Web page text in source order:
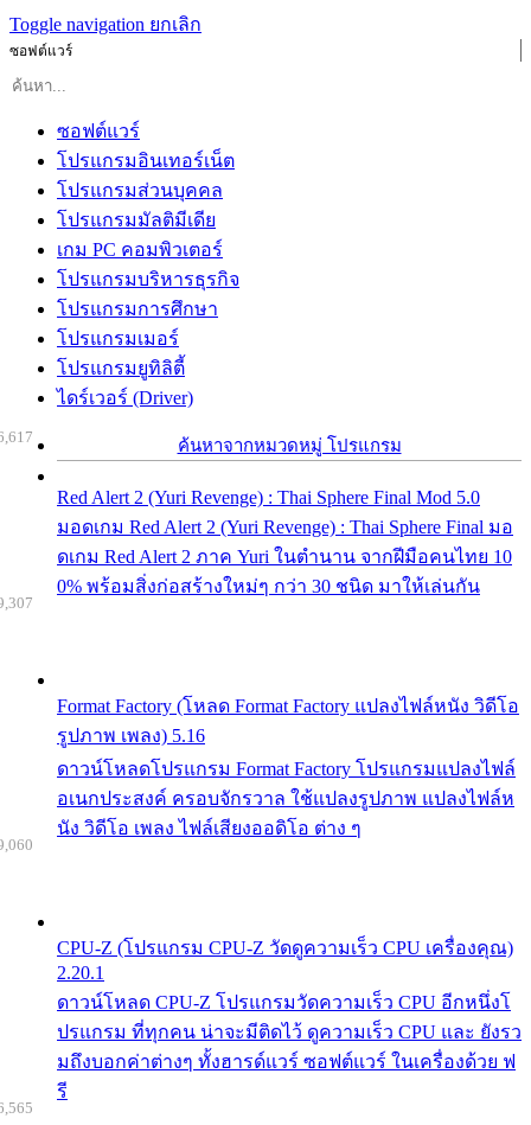
Toggle navigation ยกเลิก
ซอฟต์แวร์
ซอฟต์แวร์
โปรแกรมอินเทอร์เน็ต
โปรแกรมส่วนบุคคล
โปรแกรมมัลติมีเดีย
เกม PC คอมพิวเตอร์
โปรแกรมบริหารธุรกิจ
โปรแกรมการศึกษา
โปรแกรมเมอร์
โปรแกรมยูทิลิตี้
ไดร์เวอร์ (Driver)
ค้นหาจากหมวดหมู่ โปรแกรม
Red Alert 2 (Yuri Revenge) : Thai Sphere Final Mod 5.0
มอดเกม Red Alert 2 (Yuri Revenge) : Thai Sphere Final มอ
ดเกม Red Alert 2 ภาค Yuri ในตำนาน จากฝีมือคนไทย 10
0% พร้อมสิ่งก่อสร้างใหม่ๆ กว่า 30 ชนิด มาให้เล่นกัน
Format Factory (โหลด Format Factory แปลงไฟล์หนัง วิดีโอ
รูปภาพ เพลง) 5.16
ดาวน์โหลดโปรแกรม Format Factory โปรแกรมแปลงไฟล์
อเนกประสงค์ ครอบจักรวาล ใช้แปลงรูปภาพ แปลงไฟล์ห
นัง วิดีโอ เพลง ไฟล์เสียงออดิโอ ต่าง ๆ
CPU-Z (โปรแกรม CPU-Z วัดดูความเร็ว CPU เครื่องคุณ)
2.20.1
ดาวน์โหลด CPU-Z โปรแกรมวัดความเร็ว CPU อีกหนึ่งโ
ปรแกรม ที่ทุกคน น่าจะมีติดไว้ ดูความเร็ว CPU และ ยังรว
มถึงบอกค่าต่างๆ ทั้งฮารด์แวร์ ซอฟต์แวร์ ในเครื่องด้วย ฟ
รี